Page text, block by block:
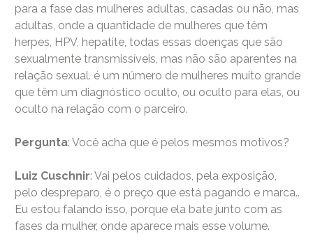
para a fase das mulheres adultas, casadas ou não, mas
adultas, onde a quantidade de mulheres que têm
herpes, HPV, hepatite, todas essas doenças que são
sexualmente transmissíveis, mas não são aparentes na
relação sexual. é um número de mulheres muito grande
que têm um diagnóstico oculto, ou oculto para elas, ou
oculto na relação com o parceiro.
Pergunta: Você acha que é pelos mesmos motivos?
Luiz Cuschnir: Vai pelos cuidados, pela exposição,
pelo despreparo, é o preço que está pagando e marca..
Eu estou falando isso, porque ela bate junto com as
fases da mulher, onde aparece mais esse volume.